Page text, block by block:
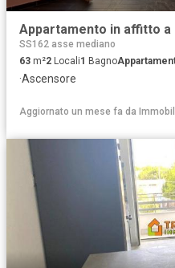
Appartamento in affitto a
SS162 asse mediano
63 m²2 Locali1 Bagno
·Ascensore
Aggiornato un mese fa da